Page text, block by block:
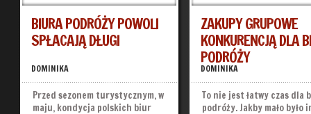
BIURA PODRÓŻY POWOLI
SPŁACAJĄ DŁUGI
DOMINIKA
Przed sezonem turystycznym, w
maju, kondycja polskich biur
ZAKUPY GRUPOWE
KONKURENCJĄ DLA
PODRÓŻY
DOMINIKA
To nie jest łatwy czas dla
podróży. Jakby mało było